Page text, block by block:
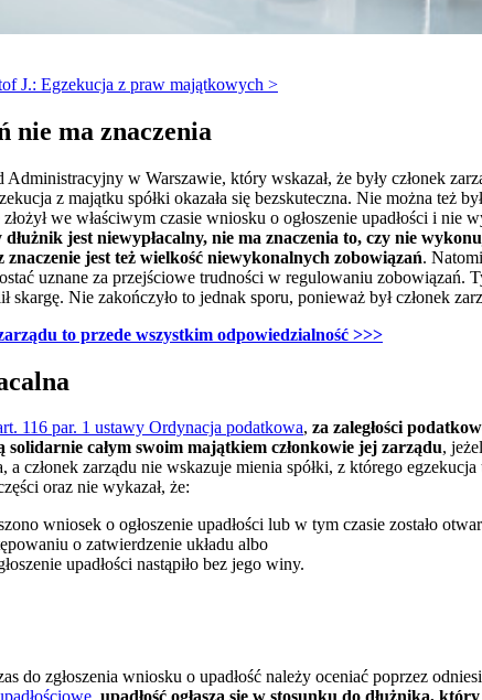
J.: Egzekucja z praw majątkowych >
nie ma znaczenia
Administracyjny w Warszawie, który wskazał, że były członek
z majątku spółki okazała się bezskuteczna. Nie można też
we właściwym czasie wniosku o ogłoszenie upadłości i nie
dłużnik jest niewypłacalny, nie ma znaczenia to, czy nie
jest też wielkość niewykonalnych zobowiązań.
uznane za przejściowe trudności w regulowaniu zobowiązań.
skargę. Nie zakończyło to jednak sporu, ponieważ był członek
to przede wszystkim odpowiedzialność >>>
116 par. 1 ustawy Ordynacja podatkowa, za zaległości
całym swoim majątkiem członkowie jej zarządu,
a członek zarządu nie wskazuje mienia spółki, z którego
oraz nie wykazał, że:
wniosek o ogłoszenie upadłości lub w tym czasie zostało
o zatwierdzenie układu albo
upadłości nastąpiło bez jego winy.
do zgłoszenia wniosku o upadłość należy oceniać poprzez